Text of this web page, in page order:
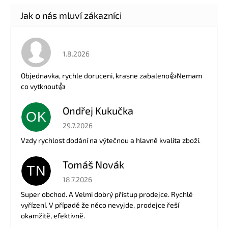
Hodnocení obchodu je 5 z 5 hvězdiček.
1.8.2026
Objednavka, rychle doruceni, krasne zabaleno👍Nemam
co vytknout👍
OK Ondřej Kukučka
Hodnocení obchodu je 5 z 5 hvězdiček.
29.7.2026
Vzdy rychlost dodání na výtečnou a hlavně kvalita zboží.
TN Tomáš Novák
Hodnocení obchodu je 5 z 5 hvězdiček.
18.7.2026
Super obchod. A Velmi dobrý přístup prodejce. Rychlé
vyřízení. V případě že něco nevyjde, prodejce řeší
okamžitě, efektivně.